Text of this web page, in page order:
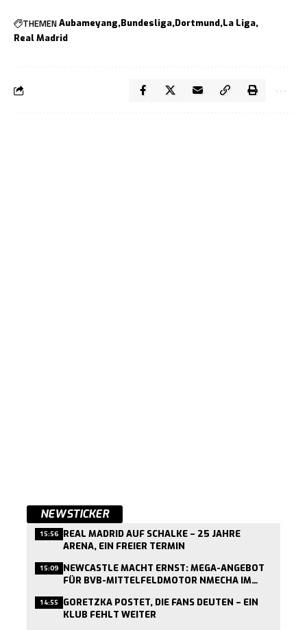
THEMENAubameyang Bundesliga Dortmund La Liga
Real Madrid
NEWSTICKER
15:56 REAL MADRID AUF SCHALKE – 25 JAHRE
ARENA, EIN FREIER TERMIN
15:09 NEWCASTLE MACHT ERNST: MEGA-ANGEBOT
FÜR BVB-MITTELFELDMOTOR NMECHA IM
14:55 GORETZKA POSTET, DIE FANS DEUTEN – EIN
KLUB FEHLT WEITER